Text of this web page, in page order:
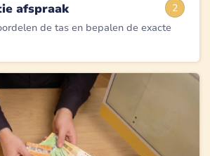
2
afspraak
de tas en bepalen de exacte